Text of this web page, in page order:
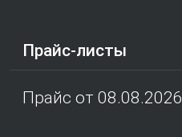
Прайс-листы
Прайс от 08.08.2026